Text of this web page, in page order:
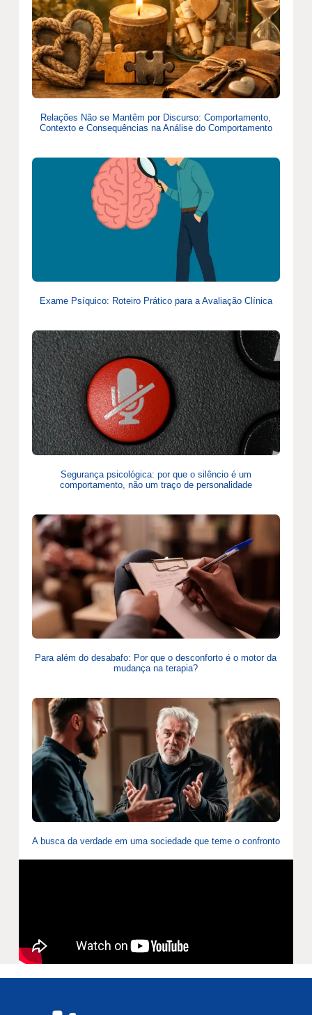
Relações Não se Mantêm por Discurso: Comportamento,
Contexto e Consequências na Análise do Comportamento
Exame Psíquico: Roteiro Prático para a Avaliação Clínica
Segurança psicológica: por que o silêncio é um
comportamento, não um traço de personalidade
Para além do desabafo: Por que o desconforto é o motor da
mudança na terapia?
A busca da verdade em uma sociedade que teme o confronto